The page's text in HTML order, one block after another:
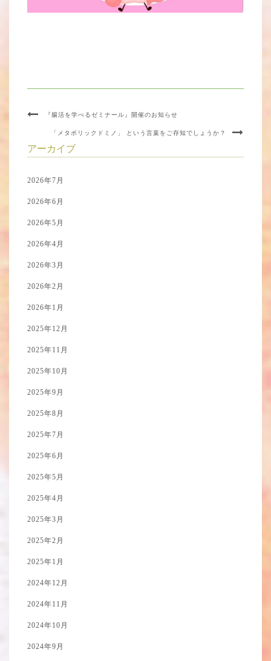
『腸活を学べるゼミナール』開催のお知らせ
「メタボリックドミノ」 という言葉をご存知でしょうか？
アーカイブ
2026年7月
2026年6月
2026年5月
2026年4月
2026年3月
2026年2月
2026年1月
2025年12月
2025年11月
2025年10月
2025年9月
2025年8月
2025年7月
2025年6月
2025年5月
2025年4月
2025年3月
2025年2月
2025年1月
2024年12月
2024年11月
2024年10月
2024年9月